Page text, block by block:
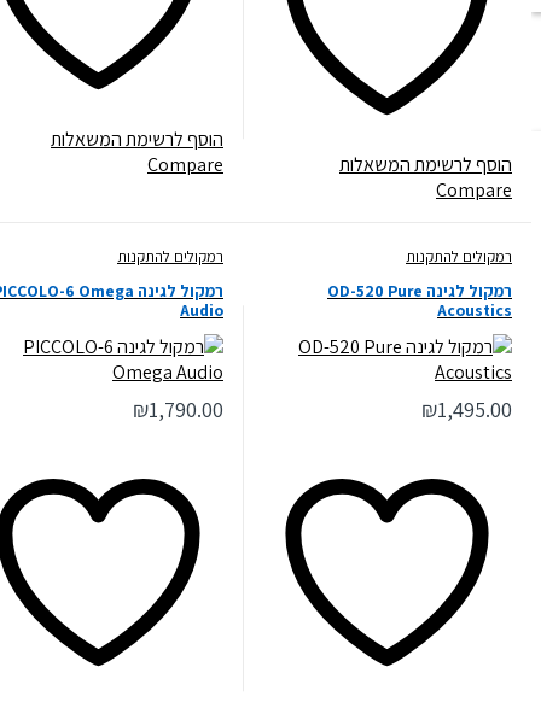
הוסף לרשימת המשאלות
Compare
הוסף לרשימת המשאלות
Compare
רמקולים להתקנות
רמקול לגינה OD-520 Pure
Acoustics
₪1,495.00
רמקולים להתקנות
רמקול לגינה PICCOLO-6 Omega
Audio
₪1,790.00